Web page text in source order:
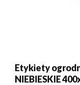
Etykiety
NIEBIESKIE